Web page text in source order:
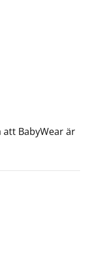
BabyWear är